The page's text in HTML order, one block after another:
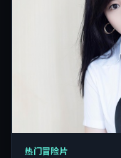
热门冒险片